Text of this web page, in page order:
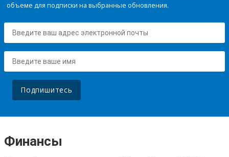
объеме для подписки на выбранные обновления.
Подпишитесь
Финансы